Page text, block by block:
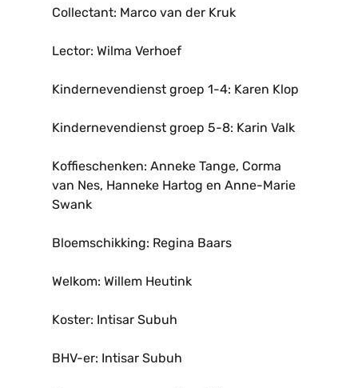
Collectant: Marco van der Kruk
Lector: Wilma Verhoef
Kindernevendienst groep 1-4: Karen Klop
Kindernevendienst groep 5-8: Karin Valk
Koffieschenken: Anneke Tange, Corma
van Nes, Hanneke Hartog en Anne-Marie
Swank
Bloemschikking: Regina Baars
Welkom: Willem Heutink
Koster: Intisar Subuh
BHV-er: Intisar Subuh